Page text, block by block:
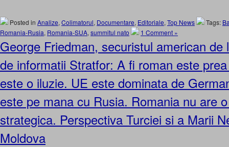
Posted in Analize, Colimatorul, Documentare, Editoriale, Top News Tags:
Romania-Rusia, Romania-SUA, summitul nato 1 Comment »
George Friedman, securistul american de
de informatii Stratfor: A fi roman este
este o iluzie. UE este dominata de
este pe mana cu Rusia. Romania nu are
strategica. Perspectiva Turciei si a Marii
Moldova